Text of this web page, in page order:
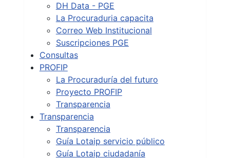
DH Data - PGE
La Procuraduria capacita
Correo Web Institucional
Suscripciones PGE
Consultas
PROFIP
La Procuraduría del futuro
Proyecto PROFIP
Transparencia
Transparencia
Transparencia
Guía Lotaip servicio público
Guía Lotaip ciudadanía